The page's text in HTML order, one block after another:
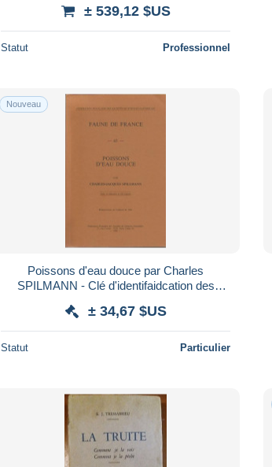
± 539,12 $US
Statut Professionnel
Nouveau
Poissons d'eau douce par Charles
SPILMANN - Clé d'identifaidcation des
matière).
± 34,67 $US
Statut Particulier